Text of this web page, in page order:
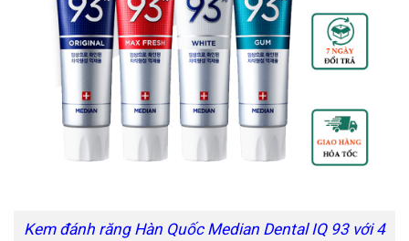
Kem đánh răng Hàn Quốc Median Dental IQ 93 với 4